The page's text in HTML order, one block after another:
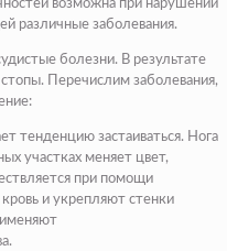
возможна при нарушении
различные заболевания.
болезни. В результате
стопы. Перечислим заболевания,
тенденцию застаиваться. Нога
участках меняет цвет,
при помощи
и укрепляют стенки